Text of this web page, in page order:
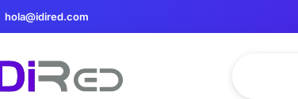
hola@idired.com